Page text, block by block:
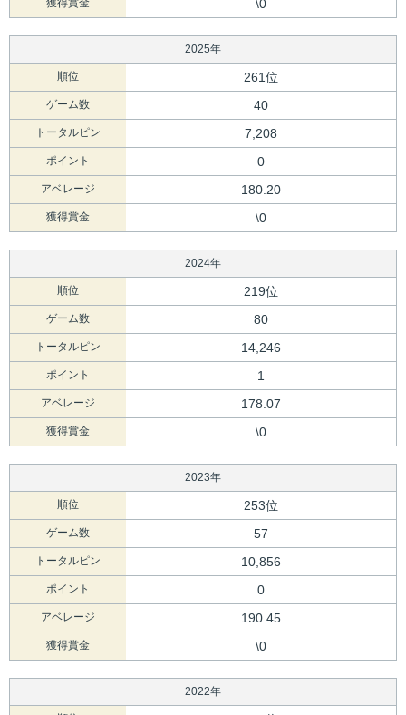
獲得賞金 \0
2025年
順位 261位
ゲーム数 40
トータルピン 7,208
ポイント 0
アベレージ 180.20
獲得賞金 \0
2024年
順位 219位
ゲーム数 80
トータルピン 14,246
ポイント 1
アベレージ 178.07
獲得賞金 \0
2023年
順位 253位
ゲーム数 57
トータルピン 10,856
ポイント 0
アベレージ 190.45
獲得賞金 \0
2022年